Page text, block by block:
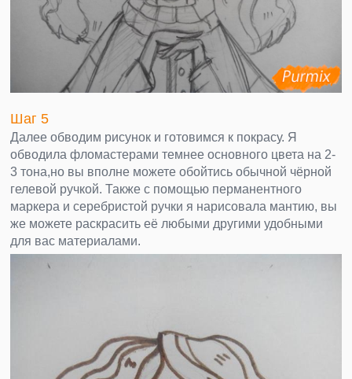
Шаг 5
Далее обводим рисунок и готовимся к покрасу. Я
обводила фломастерами темнее основного цвета на 2-
3 тона,но вы вполне можете обойтись обычной чёрной
гелевой ручкой. Также с помощью перманентного
маркера и серебристой ручки я нарисовала мантию, вы
же можете раскрасить её любыми другими удобными
для вас материалами.